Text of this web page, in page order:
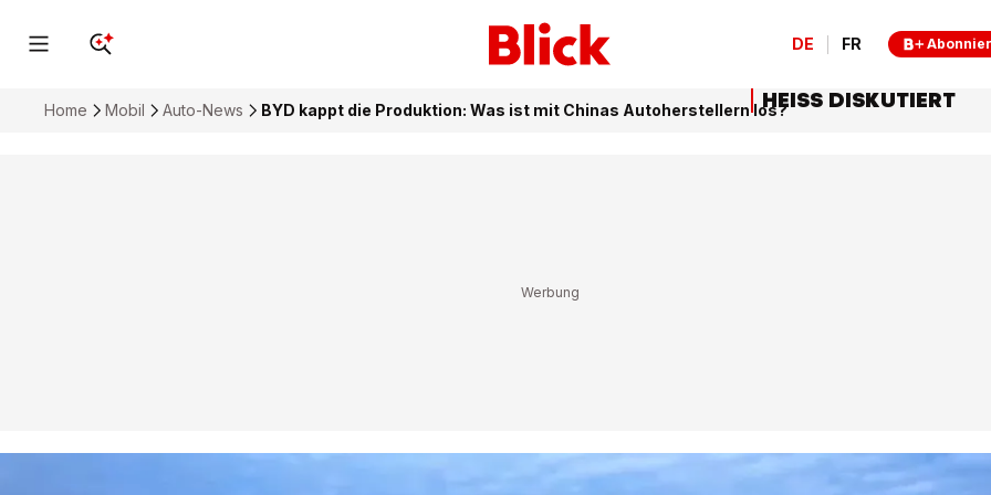
DE FR
Home Mobil Auto-News BYD kappt die Produktion: Was ist mit Chinas Autoherstellern los?HEISS DISKUTIERT